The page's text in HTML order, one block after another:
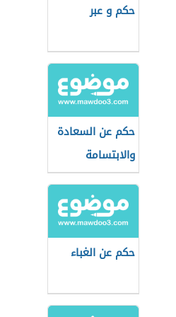
حكم و عبر
حكم عن السعادة
والابتسامة
حكم عن الغباء